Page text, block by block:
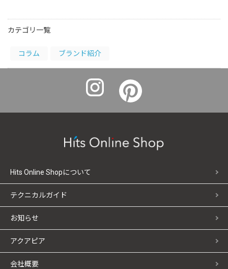
カテゴリ一覧
コラム ブランド紹介
Hits Online Shopについて
テクニカルガイド
お知らせ
アクアピア
会社概要